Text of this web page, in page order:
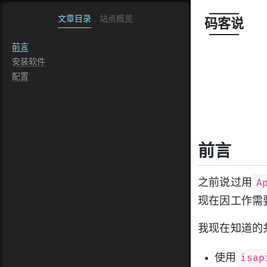
码客说
文章目录 站点概览
前言
安装软件
配置
前言
之前说过用
现在因工作需
我现在知道的
使用